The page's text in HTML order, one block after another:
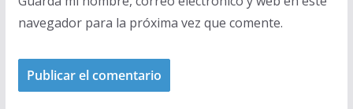
navegador para la próxima vez que comente.